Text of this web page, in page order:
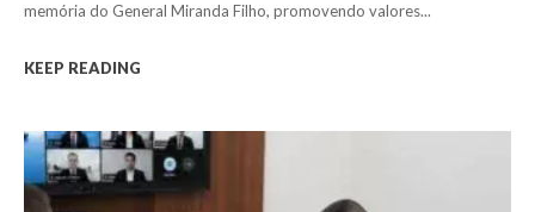
memória do General Miranda Filho, promovendo valores...
KEEP READING